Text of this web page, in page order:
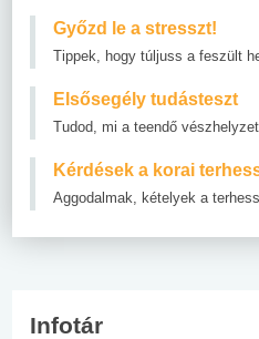
Győzd le a stresszt!
Tippek, hogy túljuss a feszült
Elsősegély tudásteszt
Tudod, mi a teendő
Kérdések a korai
Aggodalmak, kételyek a
Infotár